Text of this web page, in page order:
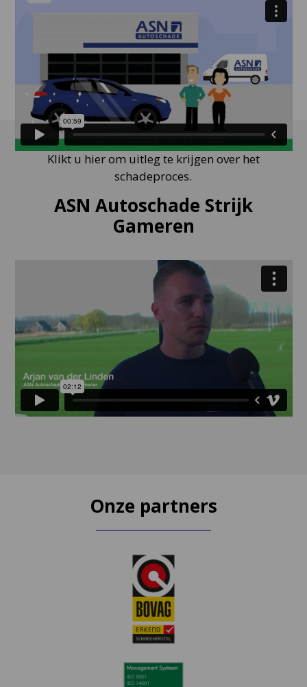
Klikt u hier om uitleg te krijgen over het
schadeproces.
ASN Autoschade Strijk
Gameren
Onze partners